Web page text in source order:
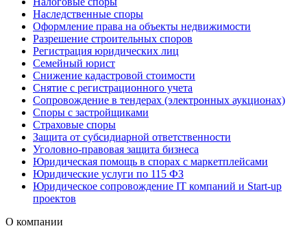
Наследственные споры
Оформление права на объекты недвижимости
Разрешение строительных споров
Регистрация юридических лиц
Семейный юрист
Снижение кадастровой стоимости
Снятие с регистрационного учета
Сопровождение в тендерах (электронных аукционах)
Споры с застройщиками
Страховые споры
Защита от субсидиарной ответственности
Уголовно-правовая защита бизнеса
Юридическая помощь в спорах с маркетплейсами
Юридические услуги по 115 ФЗ
Юридическое сопровождение IT компаний и Start-up
проектов
О компании